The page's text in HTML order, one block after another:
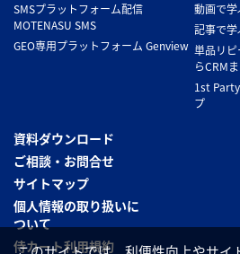
SMSプラットフォーム配信
MOTENASU SMS
GEO専用プラットフォーム Genview
動画で学
記事で学
単品リ
らCRM
1st
プ
資料ダウンロード
ご相談・お問合せ
サイトマップ
個人情報の取り扱いに
ついて
侍カート利用規約